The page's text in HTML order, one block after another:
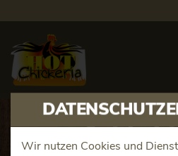
Wir nutzen Cookies und